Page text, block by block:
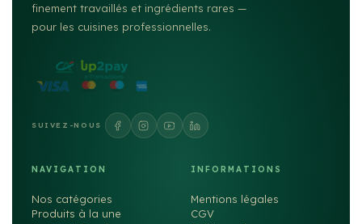
finement travaillés et ingrédients rares —
pour les cuisines professionnelles.
SUIVEZ-NOUS
NAVIGATION
Nos catégories
Produits à la une
INFORMATIONS
Mentions légales
CGV